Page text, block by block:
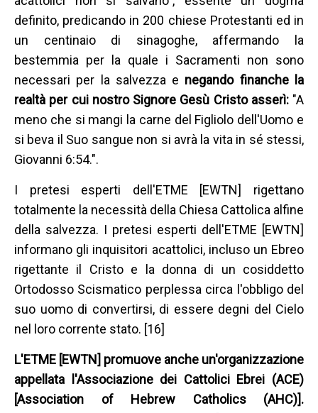
definito, predicando in 200 chiese Protestanti ed in
un centinaio di sinagoghe, affermando la
bestemmia per la quale i Sacramenti non sono
necessari per la salvezza e negando finanche la
realtà per cui nostro Signore Gesù Cristo asserì: "A
meno che si mangi la carne del Figliolo dell'Uomo e
si beva il Suo sangue non si avrà la vita in sé stessi,
Giovanni 6:54.".
I pretesi esperti dell'ETME [EWTN] rigettano
totalmente la necessità della Chiesa Cattolica alfine
della salvezza. I pretesi esperti dell'ETME [EWTN]
informano gli inquisitori acattolici, incluso un Ebreo
rigettante il Cristo e la donna di un cosiddetto
Ortodosso Scismatico perplessa circa l'obbligo del
suo uomo di convertirsi, di essere degni del Cielo
nel loro corrente stato. [16]
L'ETME [EWTN] promuove anche un'organizzazione
appellata l'Associazione dei Cattolici Ebrei (ACE)
[Association of Hebrew Catholics (AHC)].